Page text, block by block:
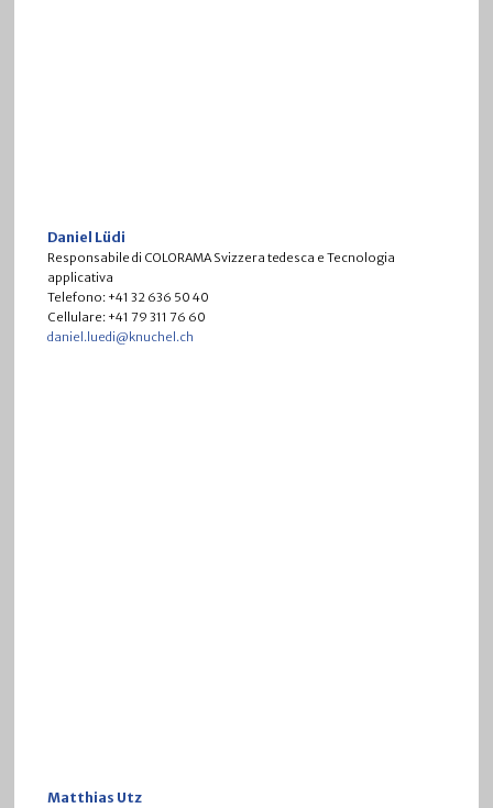
Daniel Lüdi
Responsabile di COLORAMA Svizzera tedesca e Tecnologia
applicativa
Telefono: +41 32 636 50 40
Cellulare: +41 79 311 76 60
daniel.luedi@knuchel.ch
Matthias Utz